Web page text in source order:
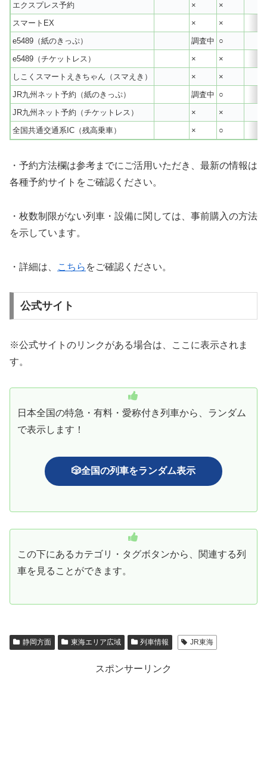
エクスプレス予約
×
×
スマートEX
×
×
e5489（紙のきっぷ）
調査中 ○
e5489（チケットレス）
×
×
しこくスマートえきちゃん（スマえき）
×
×
JR九州ネット予約（紙のきっぷ）
調査中 ○
JR九州ネット予約（チケットレス）
×
×
全国共通交通系IC（残高乗車）
× ○
・予約方法欄は参考までにご活用いただき、最新の情報は
各種予約サイトをご確認ください。
・枚数制限がない列車・設備に関しては、事前購入の方法
を示しています。
・詳細は、 こちら をご確認ください。
公式サイト
※公式サイトのリンクがある場合は、ここに表示されま
す。
日本全国の特急・有料・愛称付き列車から、ランダム
で表示します！
🎲全国の列車をランダム表示
この下にあるカテゴリ・タグボタンから、関連する列
車を見ることができます。
静岡方面 東海エリア広域 列車情報 JR東海
スポンサーリンク